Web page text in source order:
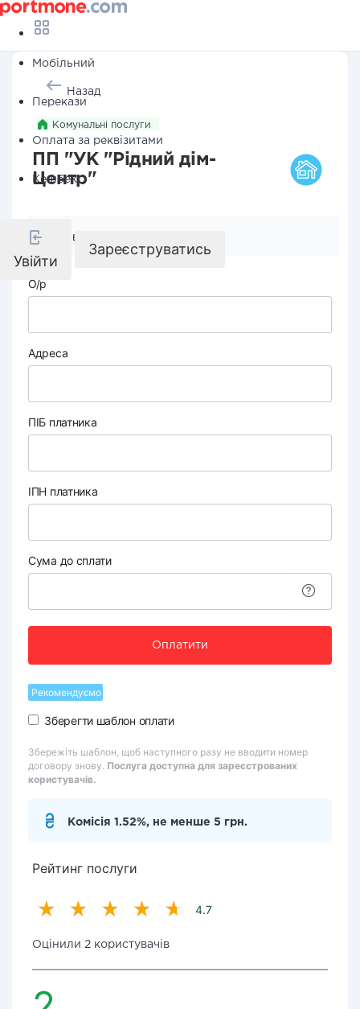
Мобільний
Перекази
Оплата за реквізитами
Кешбек
Увійти
Зареєструватись
Назад
Комунальні послуги
ПП "УК "Рідний дім-
Центр"
Реквізити компанії
О/р
Адреса
ПІБ платника
ІПН платника
Сума до сплати
Оплатити
Рекомендуємо
Зберегти шаблон оплати
Збережіть шаблон, щоб наступного разу не вводити номер
договору знову. Послуга доступна для зареєстрованих
користувачів.
Комісія 1.52%, не менше 5 грн.
Рейтинг послуги
4.7
Оцінили 2 користувачів